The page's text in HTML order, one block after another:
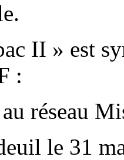
II » est
:
réseau
le 31